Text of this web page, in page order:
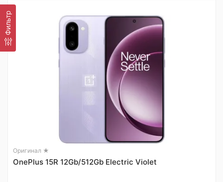
Фильтр
Оригинал ★
OnePlus 15R 12Gb/512Gb Electric Violet